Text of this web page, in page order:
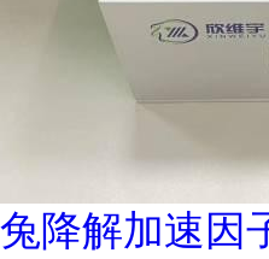
兔降解加速因